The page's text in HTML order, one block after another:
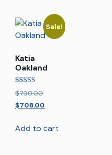
Sale!
Katia
Oakland
Rated
5.00
out of 5
$790.00
$708.00
Add to cart